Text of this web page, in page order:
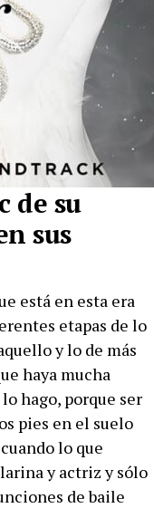
de su
sus
está en esta era
etapas de lo
y lo de más
haya mucha
hago, porque ser
pies en el suelo
lo que
y actriz y sólo
de baile